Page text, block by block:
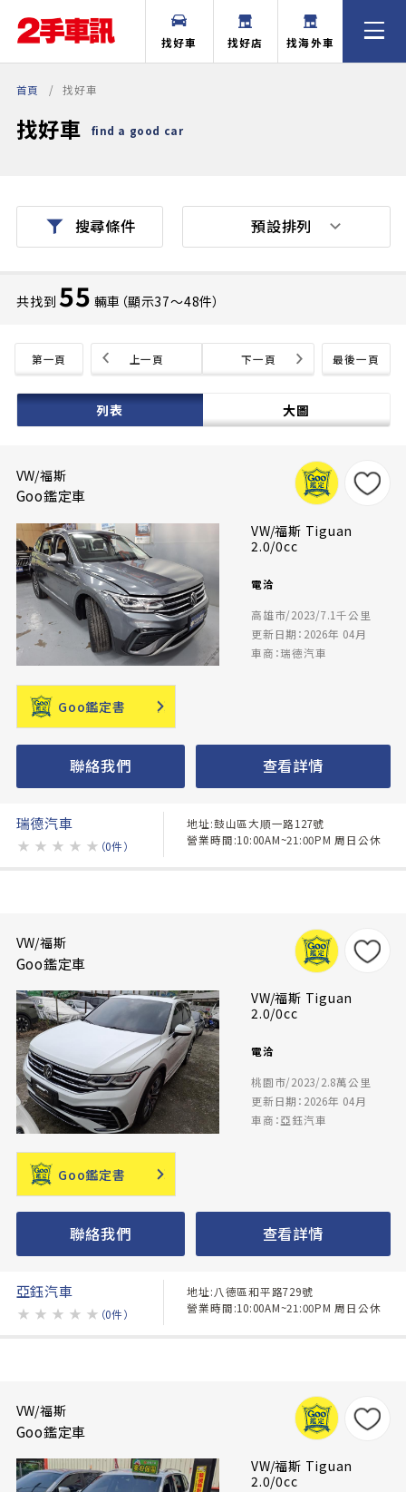
找好車 找好店 找海外車
首頁 找好車
找好車 find a good car
搜尋條件
共找到 55 輛車（顯示37〜48件）
第一頁 最後一頁
上一頁 下一頁
列表 大圖
預設排列
VW/福斯
Goo鑑定車
VW/福斯 Tiguan
2.0/0cc
電洽
高雄市/2023/7.1千公里
更新日期：2026年 04月
車商：瑞德汽車
Goo鑑定書
聯絡我們 查看詳情
瑞德汽車
★ ★ ★ ★ ★ （0件）
地址:鼓山區大順一路127號
營業時間:10:00AM~21:00PM 周日公休
VW/福斯
Goo鑑定車
VW/福斯 Tiguan
2.0/0cc
電洽
桃園市/2023/2.8萬公里
更新日期：2026年 04月
車商：亞鈺汽車
Goo鑑定書
聯絡我們 查看詳情
亞鈺汽車
★ ★ ★ ★ ★ （0件）
地址:八德區和平路729號
營業時間:10:00AM~21:00PM 周日公休
VW/福斯
Goo鑑定車
VW/福斯 Tiguan
2.0/0cc